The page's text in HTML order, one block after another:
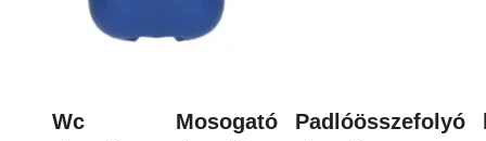
Wc
Mosogató
Padlóösszefolyó